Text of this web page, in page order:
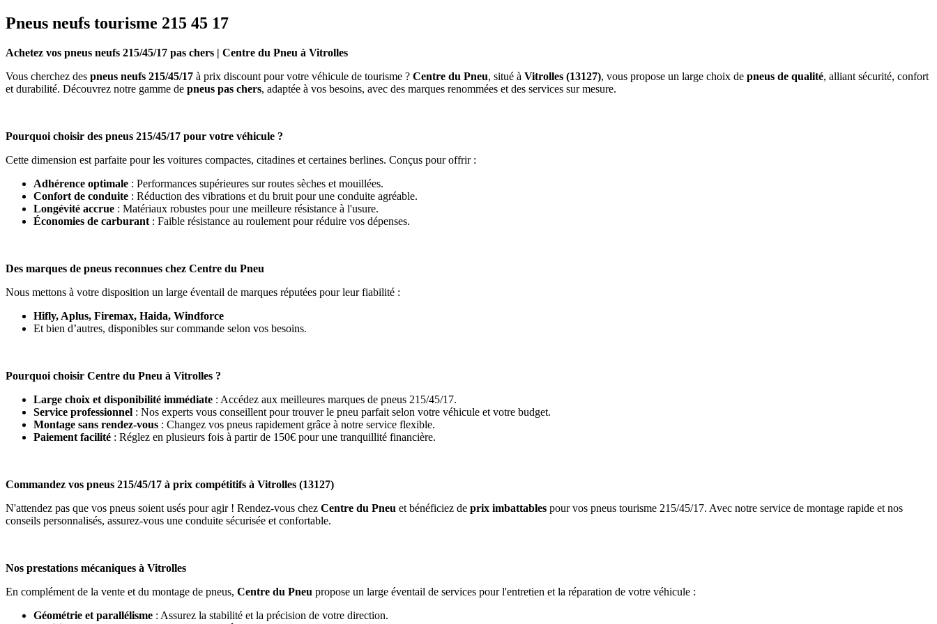
Pneus neufs tourisme 215 45 17
Achetez vos pneus neufs 215/45/17 pas chers | Centre du Pneu à Vitrolles
Vous cherchez des pneus neufs 215/45/17 à prix discount pour votre véhicule de tourisme ? Centre du Pneu, situé à Vitrolles (13127), vous propose un large choix de pneus de qualité, alliant sécurité, confort
et durabilité. Découvrez notre gamme de pneus pas chers, adaptée à vos besoins, avec des marques renommées et des services sur mesure.
Pourquoi choisir des pneus 215/45/17 pour votre véhicule ?
Cette dimension est parfaite pour les voitures compactes, citadines et certaines berlines. Conçus pour offrir :
Adhérence optimale : Performances supérieures sur routes sèches et mouillées.
Confort de conduite : Réduction des vibrations et du bruit pour une conduite agréable.
Longévité accrue : Matériaux robustes pour une meilleure résistance à l'usure.
Économies de carburant : Faible résistance au roulement pour réduire vos dépenses.
Des marques de pneus reconnues chez Centre du Pneu
Nous mettons à votre disposition un large éventail de marques réputées pour leur fiabilité :
Hifly, Aplus, Firemax, Haida, Windforce
Et bien d’autres, disponibles sur commande selon vos besoins.
Pourquoi choisir Centre du Pneu à Vitrolles ?
Large choix et disponibilité immédiate : Accédez aux meilleures marques de pneus 215/45/17.
Service professionnel : Nos experts vous conseillent pour trouver le pneu parfait selon votre véhicule et votre budget.
Montage sans rendez-vous : Changez vos pneus rapidement grâce à notre service flexible.
Paiement facilité : Réglez en plusieurs fois à partir de 150€ pour une tranquillité financière.
Commandez vos pneus 215/45/17 à prix compétitifs à Vitrolles (13127)
N'attendez pas que vos pneus soient usés pour agir ! Rendez-vous chez Centre du Pneu et bénéficiez de prix imbattables pour vos pneus tourisme 215/45/17. Avec notre service de montage rapide et nos
conseils personnalisés, assurez-vous une conduite sécurisée et confortable.
Nos prestations mécaniques à Vitrolles
En complément de la vente et du montage de pneus, Centre du Pneu propose un large éventail de services pour l'entretien et la réparation de votre véhicule :
Géométrie et parallélisme : Assurez la stabilité et la précision de votre direction.